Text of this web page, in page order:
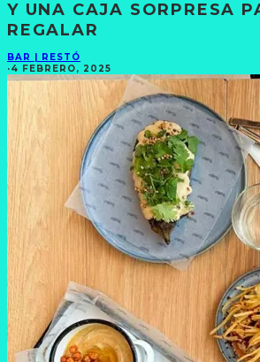
Y UNA CAJA SORPRESA
REGALAR
BAR | RESTÓ
·4 FEBRERO, 2025